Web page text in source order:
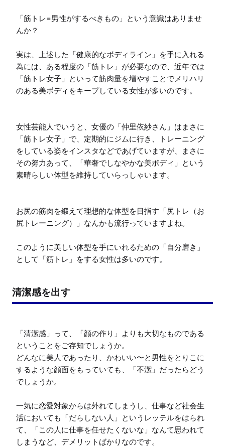
「筋トレ=男性がするべきもの」という意識はありませ
んか？
実は、上述した「健康的なボディライン」を手に入れる
為には、ある程度の「筋トレ」が必要なので、近年では
「筋トレ女子」といって筋肉量を増やすことでメリハリ
のある美ボディをキープしている女性が多いのです。
女性芸能人でいうと、女優の「仲里依紗さん」はまさに
「筋トレ女子」で、定期的にジムに行き、トレーニング
をしている姿をインスタなどであげていますが、まさに
その努力あって、「華奢でしなやかな美ボディ」という
素晴らしい体型を維持していらっしゃいます。
お尻の筋肉を鍛えて理想的な体型を目指す「尻トレ（お
尻トレーニング）」なんかも流行っていますよね。
このように美しい体型を手にいれるための「自分磨き」
として「筋トレ」をする女性は多いのです。
清潔感を出す
「清潔感」って、「顔の作り」よりも大切なものである
ということをご存知でしょうか。
どんなに美人であったり、かわいい〜と男性をとりこに
するような顔面をもっていても、「不潔」だったらどう
でしょうか。
一気に恋愛対象からは外れてしまうし、仕事など社会生
活においても「だらしない人」というレッテルをはられ
て、「この人に仕事を任せたくないな」なんて思われて
しまうなど、デメリットばかりなのです。